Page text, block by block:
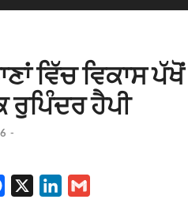
ਵਿੱਚ ਵਿਕਾਸ
ਰੁਪਿੰਦਰ ਹੈਪੀ
-